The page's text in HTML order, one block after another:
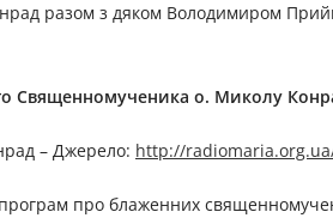
разом з дяком Володимиром
Священномученика о. Миколу
– Джерелo: http://
про блаженних